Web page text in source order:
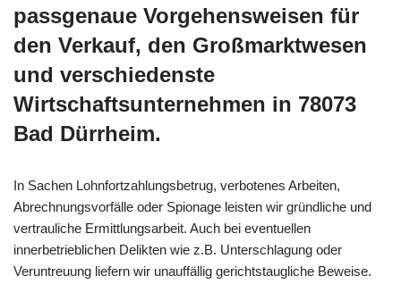
passgenaue Vorgehensweisen für
den Verkauf, den Großmarktwesen
und verschiedenste
Wirtschaftsunternehmen in 78073
Bad Dürrheim.
In Sachen Lohnfortzahlungsbetrug, verbotenes Arbeiten,
Abrechnungsvorfälle oder Spionage leisten wir gründliche und
vertrauliche Ermittlungsarbeit. Auch bei eventuellen
innerbetrieblichen Delikten wie z.B. Unterschlagung oder
Veruntreuung liefern wir unauffällig gerichtstaugliche Beweise.